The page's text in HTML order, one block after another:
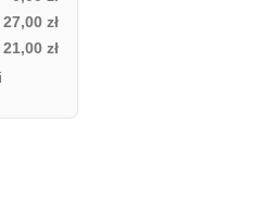
27,00 zł
21,00 zł